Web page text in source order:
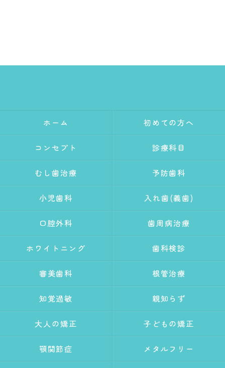
ホーム 初めての方へ
コンセプト 診療科目
むし歯治療 予防歯科
小児歯科 入れ歯(義歯)
口腔外科 歯周病治療
ホワイトニング 歯科検診
審美歯科 根管治療
知覚過敏 親知らず
大人の矯正 子どもの矯正
顎関節症 メタルフリー